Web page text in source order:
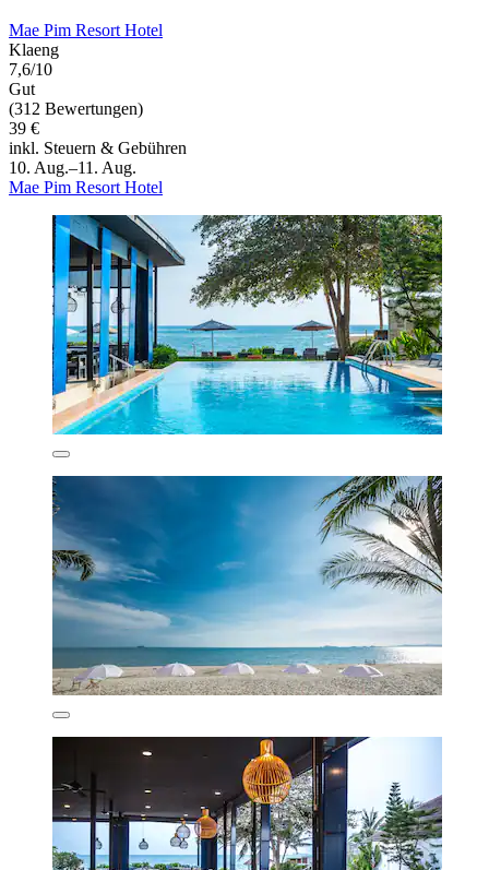
Mae Pim Resort Hotel
Klaeng
7,6/10
Gut
(312 Bewertungen)
39 €
inkl. Steuern & Gebühren
10. Aug.–11. Aug.
Mae Pim Resort Hotel